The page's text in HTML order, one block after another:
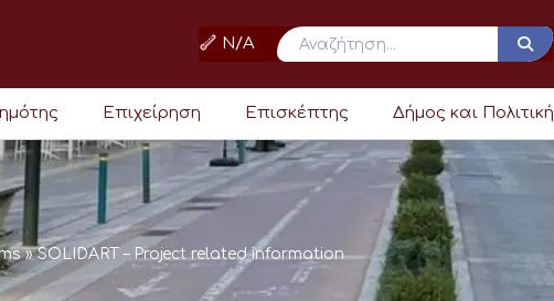
N/A
Επιχείρηση Επισκέπτης Δήμος και Πολιτική
»SOLIDART – Project related information